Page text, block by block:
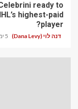
ready to
highest-paid
player?
דנה לוי (Dana Levy) 5 ימים ago